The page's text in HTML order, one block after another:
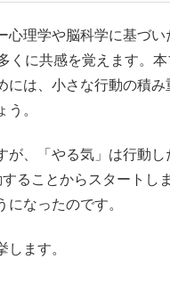
心理学や脳科学に基づ
くに共感を覚えます。
は、小さな行動の積
。
が、「やる気」は行動
ることからスタートし
なったのです。
ます。